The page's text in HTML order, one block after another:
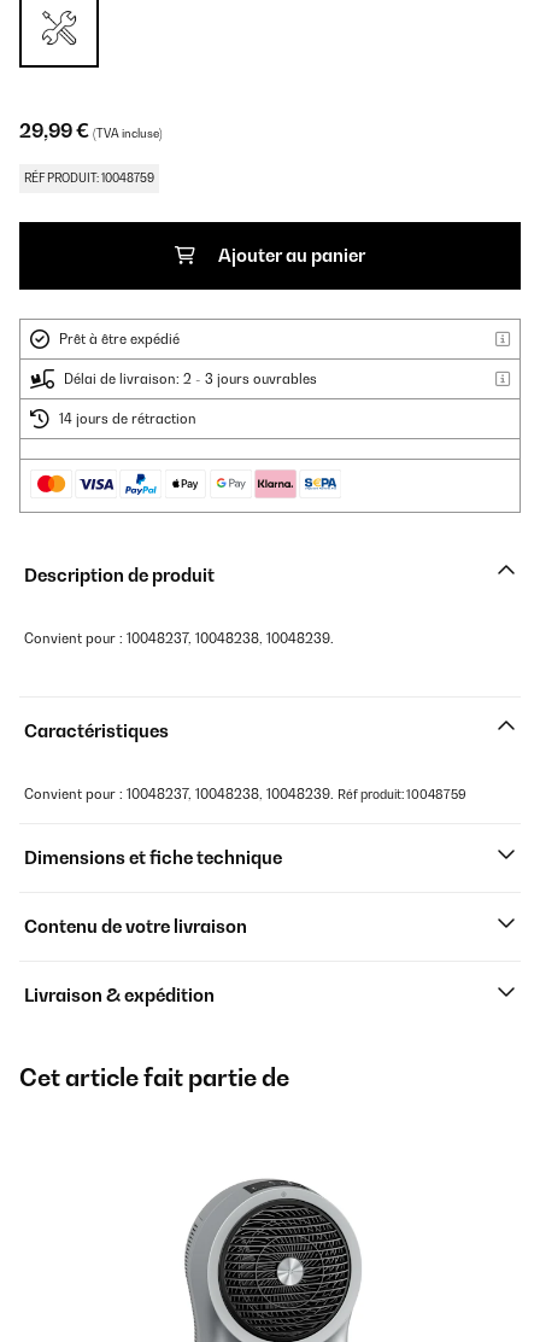
29,99 € (TVA incluse)
RÉF PRODUIT: 10048759
Ajouter au panier
Prêt à être expédié
Délai de livraison: 2 - 3 jours ouvrables
14 jours de rétraction
Description de produit
Convient pour : 10048237, 10048238, 10048239.
Caractéristiques
Convient pour : 10048237, 10048238, 10048239. Réf produit: 10048759
Dimensions et fiche technique
Contenu de votre livraison
Livraison & expédition
Cet article fait partie de